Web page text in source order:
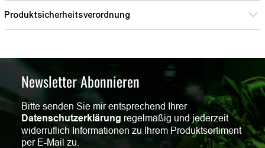
Produktsicherheitsverordnung
Newsletter Abonnieren
Bitte senden Sie mir entsprechend Ihrer
Datenschutzerklärung regelmäßig und jederzeit
widerruflich Informationen zu Ihrem Produktsortiment
per E-Mail zu.